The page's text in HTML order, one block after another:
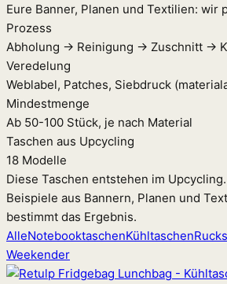
Eure Banner, Planen und Textilien: wir
Prozess
Abholung → Reinigung → Zuschnitt →
Veredelung
Weblabel, Patches, Siebdruck
Mindestmenge
Ab 50-100 Stück, je nach Material
Taschen aus Upcycling
18 Modelle
Diese Taschen entstehen im Upcycling.
Beispiele aus Bannern, Planen und
bestimmt das Ergebnis.
AlleNotebooktaschenKühltaschen
Weekender